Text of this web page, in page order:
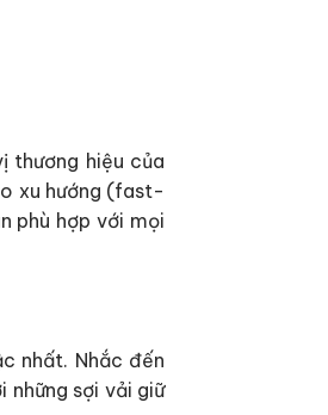
thương hiệu của
xu hướng (fast-
phù hợp với mọi
nhất. Nhắc đến
những sợi vải giữ